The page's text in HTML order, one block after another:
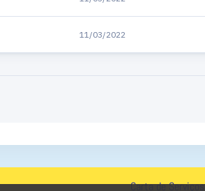
11/03/2022
Carta de Serviços